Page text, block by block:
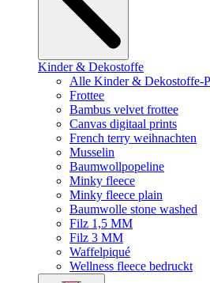
Kinder & Dekostoffe
Alle Kinder & Dekostoffe-
Frottee
Bambus velvet frottee
Canvas digitaal prints
French terry weihnachten
Musselin
Baumwollpopeline
Minky fleece
Minky fleece plain
Baumwolle stone washed
Filz 1,5 MM
Filz 3 MM
Waffelpiqué
Wellness fleece bedruckt